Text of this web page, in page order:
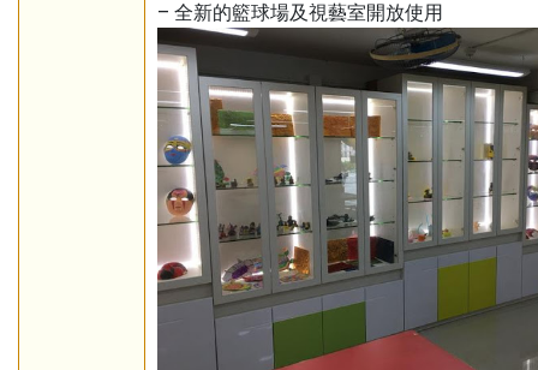
– 全新的籃球場及視藝室開放使用